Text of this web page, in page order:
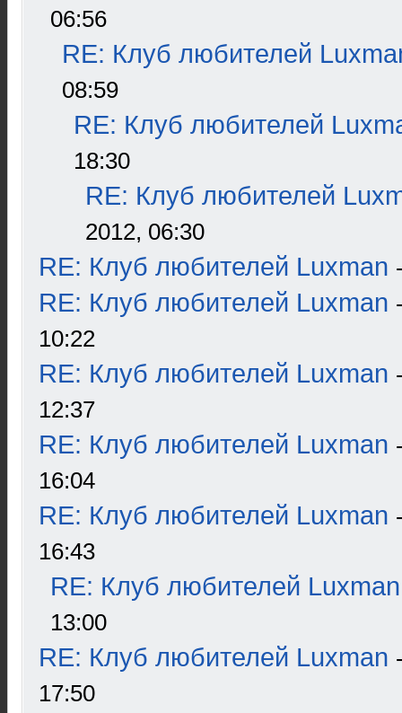
06:56
RE: Клуб любителей
08:59
RE: Клуб любителей
18:30
RE: Клуб любителей
2012, 06:30
RE: Клуб любителей Luxman
RE: Клуб любителей Luxman
10:22
RE: Клуб любителей Luxman
12:37
RE: Клуб любителей Luxman
16:04
RE: Клуб любителей Luxman
16:43
RE: Клуб любителей Luxman
13:00
RE: Клуб любителей Luxman
17:50